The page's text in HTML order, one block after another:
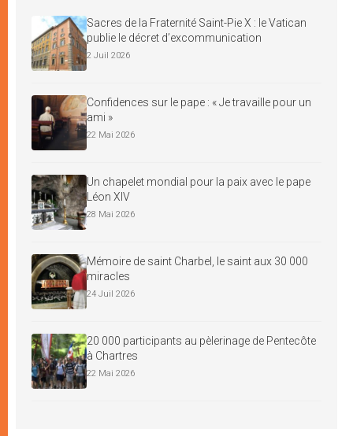
Sacres de la Fraternité Saint-Pie X : le Vatican
publie le décret d’excommunication
2 Juil 2026
Confidences sur le pape : « Je travaille pour un
ami »
22 Mai 2026
Un chapelet mondial pour la paix avec le pape
Léon XIV
28 Mai 2026
Mémoire de saint Charbel, le saint aux 30 000
miracles
24 Juil 2026
20 000 participants au pèlerinage de Pentecôte
à Chartres
22 Mai 2026